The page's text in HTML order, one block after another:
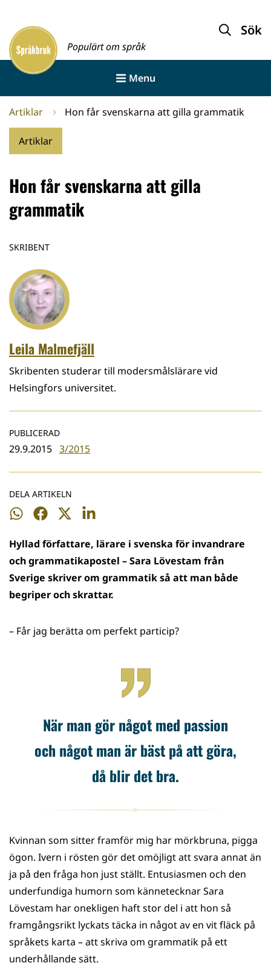
innehållet
Framsida
Populärt om språk
Sök
Menu
Artiklar Hon får svenskarna att gilla grammatik
Artiklar
Hon får svenskarna att gilla
grammatik
SKRIBENT
Leila Malmefjäll
Skribenten studerar till modersmålslärare vid
Helsingfors universitet.
PUBLICERAD
29.9.2015 3/2015
DELA ARTIKELN
Dela
WhatsApp
Dela
Facebook
Dela
Twitter
Dela
LinkedIn
Hyllad författare, lärare i svenska för invandrare
och grammatikapostel – Sara Lövestam från
Sverige skriver om grammatik så att man både
begriper och skrattar.
– Får jag berätta om perfekt particip?
När man gör något med passion
och något man är bäst på att göra,
då blir det bra.
Kvinnan som sitter framför mig har mörkbruna, pigga
ögon. Ivern i rösten gör det omöjligt att svara annat än
ja på den fråga hon just ställt. Entusiasmen och den
underfundiga humorn som kännetecknar Sara
Lövestam har onekligen haft stor del i att hon så
framgångsrikt lyckats täcka in något av en vit fläck på
språkets karta – att skriva om grammatik på ett
underhållande sätt.